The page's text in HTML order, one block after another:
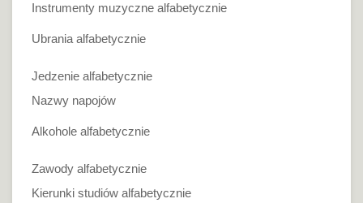
Instrumenty muzyczne alfabetycznie
Ubrania alfabetycznie
Jedzenie alfabetycznie
Nazwy napojów
Alkohole alfabetycznie
Zawody alfabetycznie
Kierunki studiów alfabetycznie